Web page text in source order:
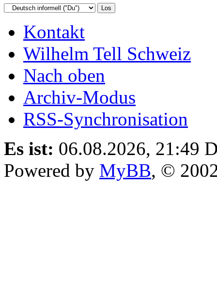
Kontakt
Wilhelm Tell Schweiz
Nach oben
Archiv-Modus
RSS-Synchronisation
Es ist: 06.08.2026, 21:49
Powered by MyBB, ©